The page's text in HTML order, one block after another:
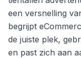
een versnelling
begrijpt
de juiste plek,
en past zich aan